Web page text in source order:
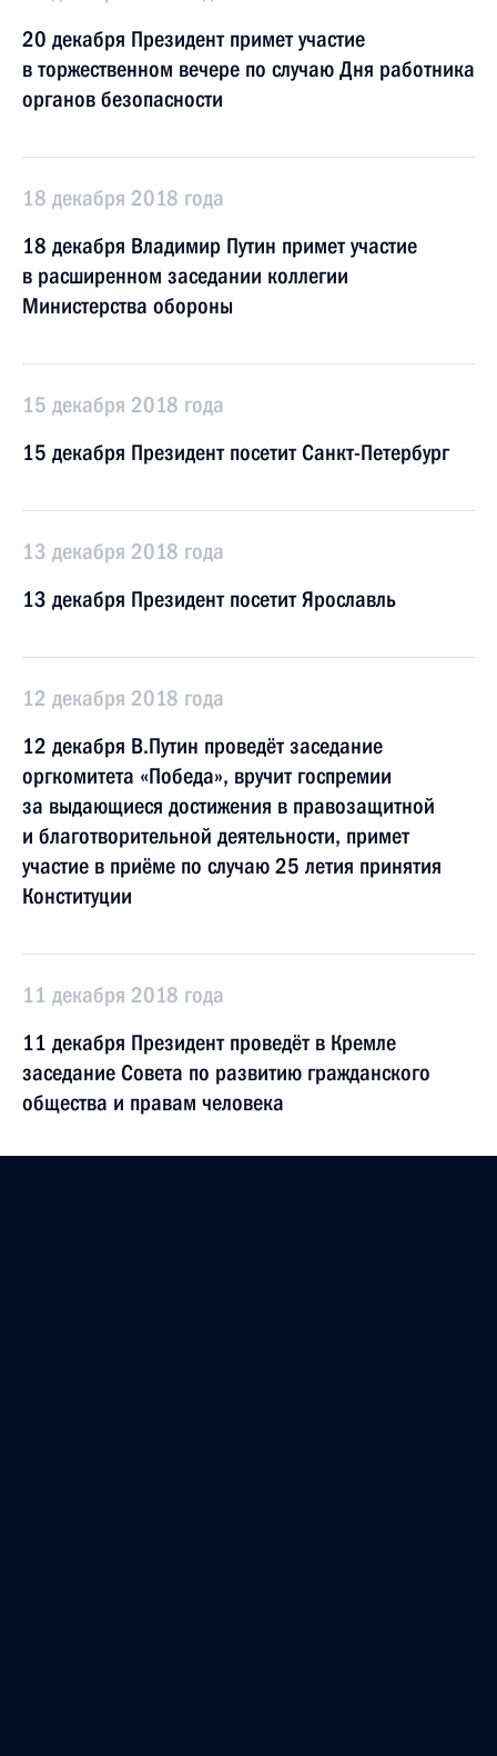
20 декабря Президент примет участие
в торжественном вечере по случаю Дня работника
органов безопасности
18 декабря 2018 года
18 декабря Владимир Путин примет участие
в расширенном заседании коллегии
Министерства обороны
15 декабря 2018 года
15 декабря Президент посетит Санкт-Петербург
13 декабря 2018 года
13 декабря Президент посетит Ярославль
12 декабря 2018 года
12 декабря В.Путин проведёт заседание
оргкомитета «Победа», вручит госпремии
за выдающиеся достижения в правозащитной
и благотворительной деятельности, примет
участие в приёме по случаю 25 летия принятия
Конституции
11 декабря 2018 года
11 декабря Президент проведёт в Кремле
заседание Совета по развитию гражданского
общества и правам человека